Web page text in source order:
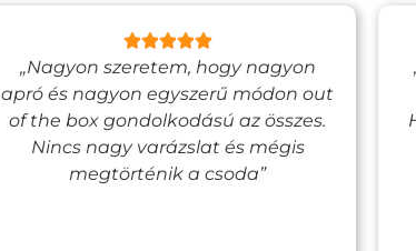
„Nagyon szeretem, hogy nagyon
apró és nagyon egyszerű módon out
of the box gondolkodású az összes.
Nincs nagy varázslat és mégis
megtörténik a csoda”